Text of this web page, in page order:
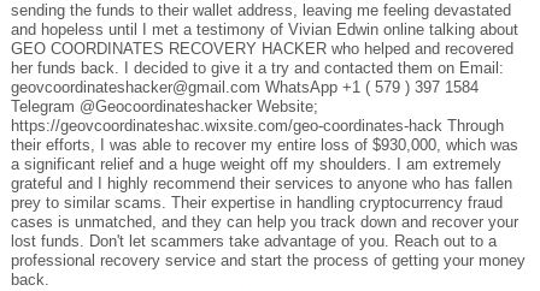
sending the funds to their wallet address, leaving me feeling devastated
and hopeless until I met a testimony of Vivian Edwin online talking about
GEO COORDINATES RECOVERY HACKER who helped and recovered
her funds back. I decided to give it a try and contacted them on Email:
geovcoordinateshacker@gmail.com WhatsApp +1 ( 579 ) 397 1584
Telegram @Geocoordinateshacker Website;
https://geovcoordinateshac.wixsite.com/geo-coordinates-hack Through
their efforts, I was able to recover my entire loss of $930,000, which was
a significant relief and a huge weight off my shoulders. I am extremely
grateful and I highly recommend their services to anyone who has fallen
prey to similar scams. Their expertise in handling cryptocurrency fraud
cases is unmatched, and they can help you track down and recover your
lost funds. Don't let scammers take advantage of you. Reach out to a
professional recovery service and start the process of getting your money
back.